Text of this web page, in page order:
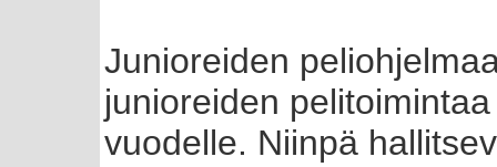
Junioreiden
junioreiden
vuodelle. Niinpä